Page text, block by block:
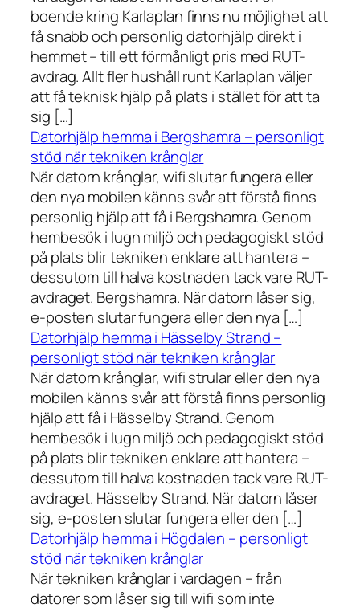
boende kring Karlaplan finns nu möjlighet att
få snabb och personlig datorhjälp direkt i
hemmet – till ett förmånligt pris med RUT-
avdrag. Allt fler hushåll runt Karlaplan väljer
att få teknisk hjälp på plats i stället för att ta
sig […]
Datorhjälp hemma i Bergshamra – personligt
stöd när tekniken krånglar
När datorn krånglar, wifi slutar fungera eller
den nya mobilen känns svår att förstå finns
personlig hjälp att få i Bergshamra. Genom
hembesök i lugn miljö och pedagogiskt stöd
på plats blir tekniken enklare att hantera –
dessutom till halva kostnaden tack vare RUT-
avdraget. Bergshamra. När datorn låser sig,
e-posten slutar fungera eller den nya […]
Datorhjälp hemma i Hässelby Strand –
personligt stöd när tekniken krånglar
När datorn krånglar, wifi strular eller den nya
mobilen känns svår att förstå finns personlig
hjälp att få i Hässelby Strand. Genom
hembesök i lugn miljö och pedagogiskt stöd
på plats blir tekniken enklare att hantera –
dessutom till halva kostnaden tack vare RUT-
avdraget. Hässelby Strand. När datorn låser
sig, e-posten slutar fungera eller den […]
Datorhjälp hemma i Högdalen – personligt
stöd när tekniken krånglar
När tekniken krånglar i vardagen – från
datorer som låser sig till wifi som inte